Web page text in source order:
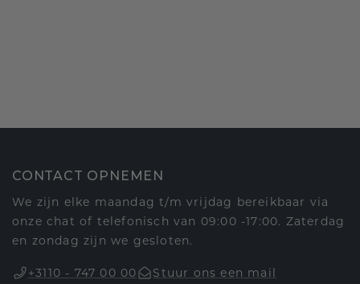
CONTACT OPNEMEN
We zijn elke maandag t/m vrijdag bereikbaar via
onze chat of telefonisch van 09:00 -17:00. Zaterdag
en zondag zijn we gesloten.
+3110 - 747 00 00
Stuur ons een mail